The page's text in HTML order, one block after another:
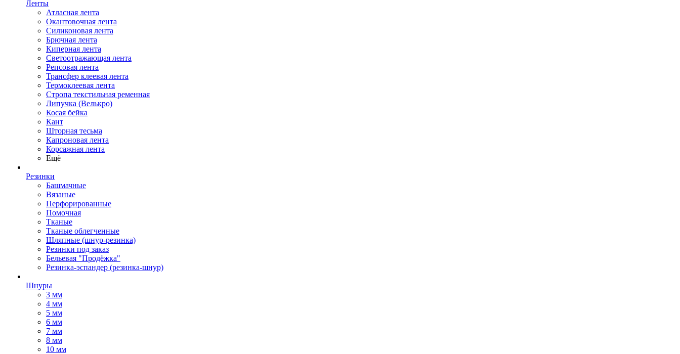
Ленты
Атласная лента
Окантовочная лента
Силиконовая лента
Брючная лента
Киперная лента
Светоотражающая лента
Репсовая лента
Трансфер клеевая лента
Термоклеевая лента
Стропа текстильная ременная
Липучка (Велькро)
Косая бейка
Кант
Шторная тесьма
Капроновая лента
Корсажная лента
Ещё
Резинки
Башмачные
Вязаные
Перфорированные
Помочная
Тканые
Тканые облегченные
Шляпные (шнур-резинка)
Резинки под заказ
Бельевая "Продёжка"
Резинка-эспандер (резинка-шнур)
Шнуры
3 мм
4 мм
5 мм
6 мм
7 мм
8 мм
10 мм